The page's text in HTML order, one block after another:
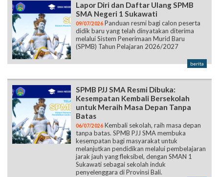
Lapor Diri dan Daftar Ulang SPMB
SMA Negeri 1 Sukawati
09/07/2026 Panduan resmi bagi calon peserta
didik baru yang telah dinyatakan diterima
melalui Sistem Penerimaan Murid Baru
(SPMB) Tahun Pelajaran 2026/2027
berita
SPMB PJJ SMA Resmi Dibuka:
Kesempatan Kembali Bersekolah
untuk Meraih Masa Depan Tanpa
Batas
06/07/2026 Kembali sekolah, raih masa depan
tanpa batas. SPMB PJJ SMA membuka
kesempatan bagi masyarakat untuk
melanjutkan pendidikan melalui pembelajaran
jarak jauh yang fleksibel, dengan SMAN 1
Sukawati sebagai sekolah induk
penyelenggara di Provinsi Bali.